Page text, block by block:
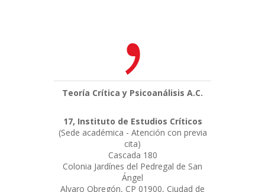
Teoría Crítica y Psicoanálisis A.C.
17, Instituto de Estudios Críticos
(Sede académica - Atención con previa
cita)
Cascada 180
Colonia Jardínes del Pedregal de San
Ángel
Alvaro Obregón, CP 01900, Ciudad de